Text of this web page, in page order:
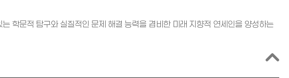
학문적 탐구와 실질적인 문제 해결 능력을 겸비한 미래 지향적 연세인을 양성하는